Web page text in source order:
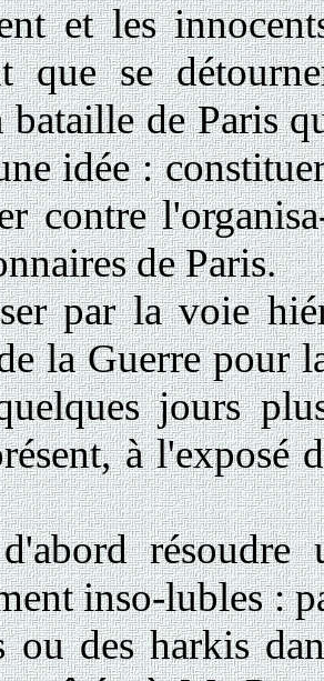
et les
que se
bataille de Paris
idée :
contre
de Paris.
par la voie
la Guerre pour
jours
à
résoudre
inso-lubles :
ou des harkis